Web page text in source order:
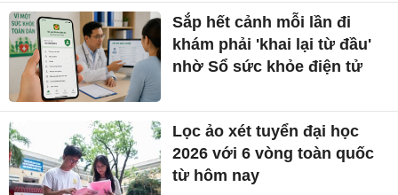
Sắp hết cảnh mỗi lần đi
khám phải 'khai lại từ đầu'
nhờ Sổ sức khỏe điện tử
Lọc ảo xét tuyển đại học
2026 với 6 vòng toàn quốc
từ hôm nay